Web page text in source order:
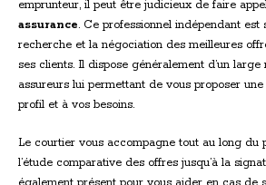
emprunteur, il peut être judicieux de faire
assurance. Ce professionnel indépendant est
recherche et la négociation des meilleures
ses clients. Il dispose généralement d’un
assureurs lui permettant de vous proposer
profil et à vos besoins.
Le courtier vous accompagne tout au long du
l’étude comparative des offres jusqu’à la
également présent pour vous aider en cas de